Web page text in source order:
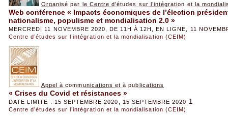
Organisé par le Centre d’études sur l’intégration et la
Web conférence « Impacts économiques de l’élection
nationalisme, populisme et mondialisation 2.0 »
MERCREDI 11 NOVEMBRE 2020, DE 11H À 12H, EN LIGNE, 11
Centre d’études sur l’intégration et la mondialisation (CEIM)
Appel à communications et à publications
« Crises du Covid et résistances »
DATE LIMITE : 15 SEPTEMBRE 2020, 15 SEPTEMBRE 2020 1
Centre d’études sur l’intégration et la mondialisation (CEIM)